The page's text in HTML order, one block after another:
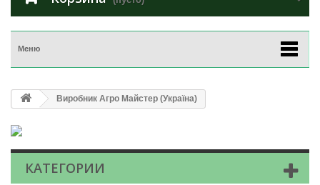
Меню
Виробник Агро Майстер (Україна)
КАТЕГОРИИ